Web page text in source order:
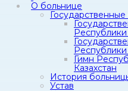
О больнице
Республики
Республики
Гимн
Казахстан
История
Устав